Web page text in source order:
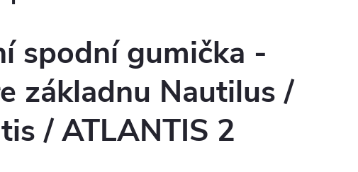
spodní gumička -
základnu Nautilus /
/ ATLANTIS 2